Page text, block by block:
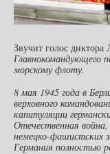
Звучит голос диктора
Главнокомандующего
морскому флоту.
8 мая 1945 года в
верховного
капитуляции
Отечественная
немецко-фашистских
Германия полностью